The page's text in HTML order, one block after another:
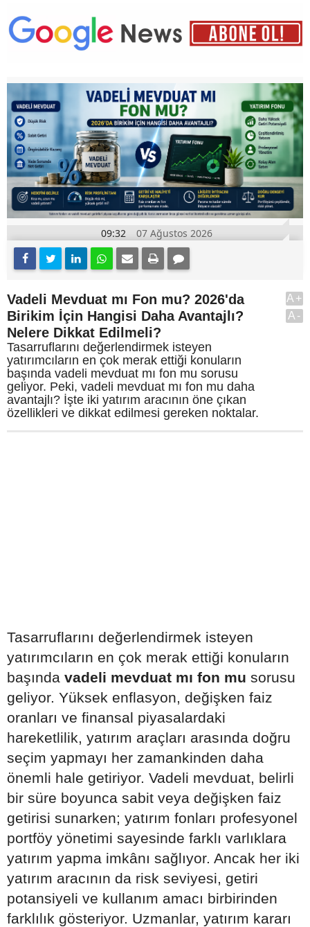
09:32 07 Ağustos 2026
Vadeli Mevduat mı Fon mu? 2026'da
Birikim İçin Hangisi Daha Avantajlı?
Nelere Dikkat Edilmeli?
Tasarruflarını değerlendirmek isteyen
yatırımcıların en çok merak ettiği konuların
başında vadeli mevduat mı fon mu sorusu
geliyor. Peki, vadeli mevduat mı fon mu daha
avantajlı? İşte iki yatırım aracının öne çıkan
özellikleri ve dikkat edilmesi gereken noktalar.
A+
A-
Tasarruflarını değerlendirmek isteyen
yatırımcıların en çok merak ettiği konuların
başında vadeli mevduat mı fon mu sorusu
geliyor. Yüksek enflasyon, değişken faiz
oranları ve finansal piyasalardaki
hareketlilik, yatırım araçları arasında doğru
seçim yapmayı her zamankinden daha
önemli hale getiriyor. Vadeli mevduat, belirli
bir süre boyunca sabit veya değişken faiz
getirisi sunarken; yatırım fonları profesyonel
portföy yönetimi sayesinde farklı varlıklara
yatırım yapma imkânı sağlıyor. Ancak her iki
yatırım aracının da risk seviyesi, getiri
potansiyeli ve kullanım amacı birbirinden
farklılık gösteriyor. Uzmanlar, yatırım kararı